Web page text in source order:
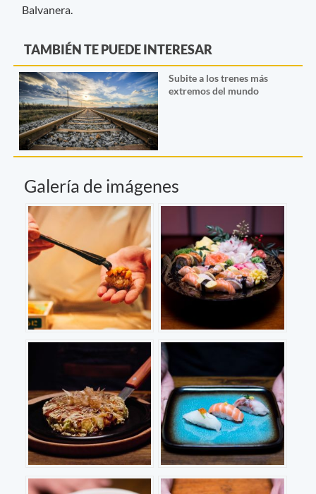
Balvanera.
TAMBIÉN TE PUEDE INTERESAR
Subite a los trenes más
extremos del mundo
Galería de imágenes